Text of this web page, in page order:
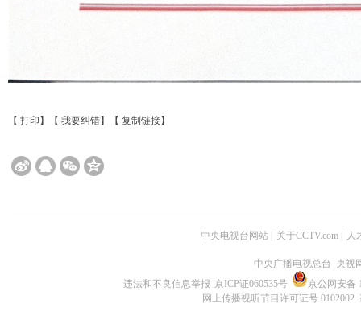
【 打印】【 我要纠错】【 复制链接】
中央电视台网站 | 关于CCTV.com | 人
中央广播电视总台 央视
违法和不良信息举报 京ICP证060535号
京公网安备
网上传播视听节目许可证号 0102002